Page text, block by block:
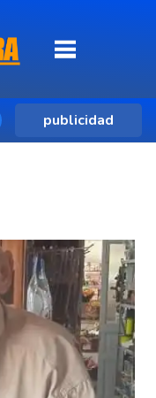
publicidad